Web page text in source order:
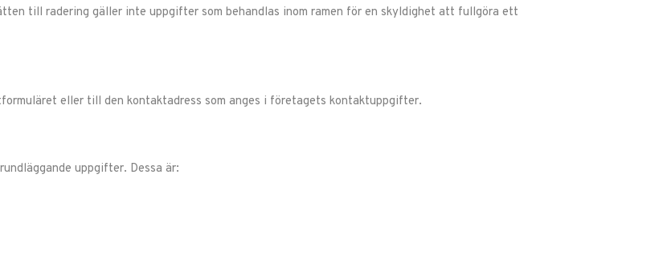
till radering gäller inte uppgifter som behandlas inom ramen för en skyldighet att fullgöra ett
eller till den kontaktadress som anges i företagets kontaktuppgifter.
uppgifter. Dessa är: